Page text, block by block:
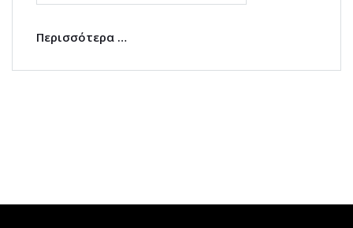
Περισσότερα …